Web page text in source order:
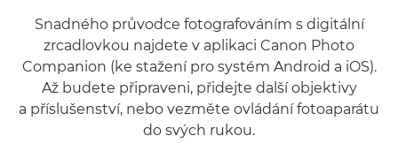
Snadného průvodce fotografováním s digitální
zrcadlovkou najdete v aplikaci Canon Photo
Companion (ke stažení pro systém Android a iOS).
Až budete připraveni, přidejte další objektivy
a příslušenství, nebo vezměte ovládání fotoaparátu
do svých rukou.